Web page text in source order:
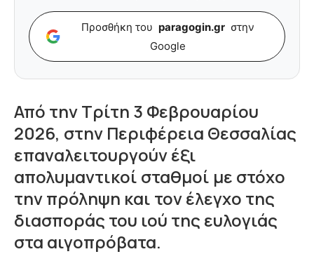
Προσθήκη του paragogin.gr στην
Google
Από την Τρίτη 3 Φεβρουαρίου
2026, στην Περιφέρεια Θεσσαλίας
επαναλειτουργούν έξι
απολυμαντικοί σταθμοί με στόχο
την πρόληψη και τον έλεγχο της
διασποράς του ιού της ευλογιάς
στα αιγοπρόβατα.